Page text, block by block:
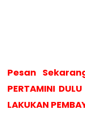
Pesan
PERTAMINI
LAKUKAN